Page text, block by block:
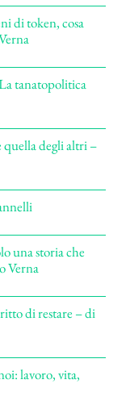
di token, cosa
tanatopolitica
quella degli altri –
una storia che
Verna
di restare – di
lavoro, vita,